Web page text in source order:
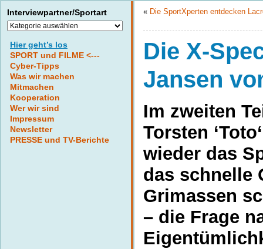
Interviewpartner/Sportart
Interviewpartner/Sportart
Hier geht’s los
SPORT und FILME <---
Cyber-Tipps
Was wir machen
Mitmachen
Kooperation
Wer wir sind
Impressum
Newsletter
PRESSE und TV-Berichte
« Die SportXperten entdecken
Die X-
Jansen
Im zweiten
Torsten
wieder das
das schnelle
Grimassen
– die Frage